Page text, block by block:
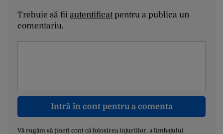
Trebuie să fii autentificatpentru a publica un
comentariu.
Intră în cont pentru a comenta
Vă rugăm să țineți cont că folosirea injuriilor, a limbajului